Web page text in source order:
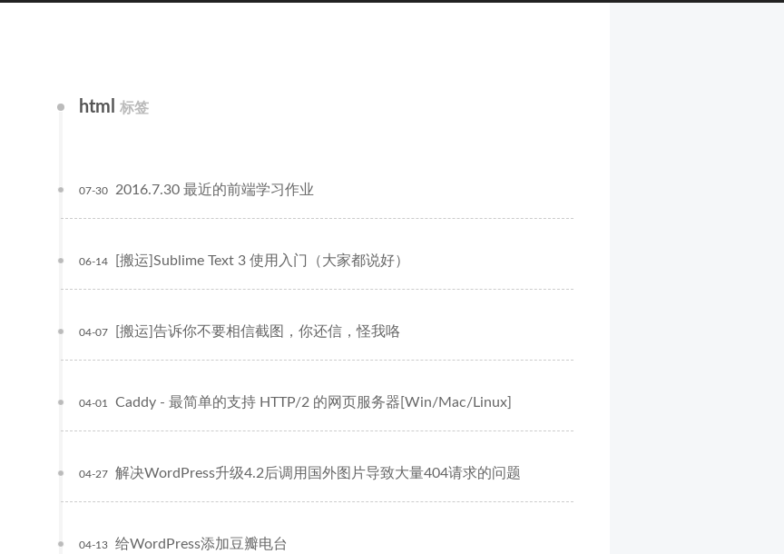
html 标签
2016.7.30 最近的前端学习作业
07-30
[搬运]Sublime Text 3 使用入门（大家都说好）
06-14
[搬运]告诉你不要相信截图，你还信，怪我咯
04-07
Caddy - 最简单的支持 HTTP/2 的网页服务器[Win/Mac/Linux]
04-01
解决WordPress升级4.2后调用国外图片导致大量404请求的问题
04-27
给WordPress添加豆瓣电台
04-13